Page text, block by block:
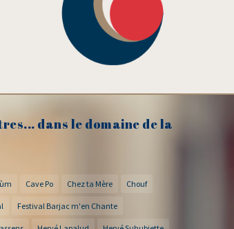
dans le domaine de la
Cave Po Chez ta Mère Chouf
Festival Barjac m'en Chante